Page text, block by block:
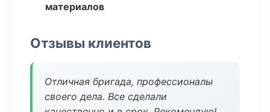
материалов
Отзывы клиентов
Отличная бригада, профессионалы
своего дела. Все сделали